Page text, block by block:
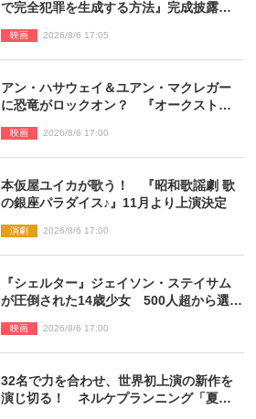
で完全犯罪を生成する方法』完成披露に
映画 2026/8/6 17:05
アン・ハサウェイ＆ユアン・マクレガー
に恐竜がロックオン？ 『オークストリ
解禁
映画 2026/8/6 17:00
本仮屋ユイカが歌う！ 『昭和歌謡劇 歌
の銀座パラダイス♪』11月より上演決定
演劇 2026/8/6 17:00
『シェルター』ジェイソン・ステイサム
が圧倒された14歳少女 500人超から選出
とは
映画 2026/8/6 17:00
32名で力を合わせ、世界初上演の新作を
演じ切る！ ネルケプランニング「夏休